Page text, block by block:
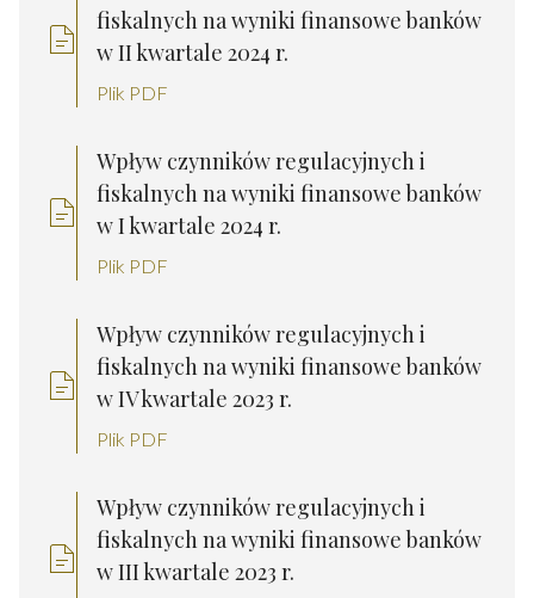
fiskalnych na wyniki finansowe banków
w II kwartale 2024 r.
Plik PDF
Wpływ czynników regulacyjnych i
fiskalnych na wyniki finansowe banków
w I kwartale 2024 r.
Plik PDF
Wpływ czynników regulacyjnych i
fiskalnych na wyniki finansowe banków
w IV kwartale 2023 r.
Plik PDF
Wpływ czynników regulacyjnych i
fiskalnych na wyniki finansowe banków
w III kwartale 2023 r.